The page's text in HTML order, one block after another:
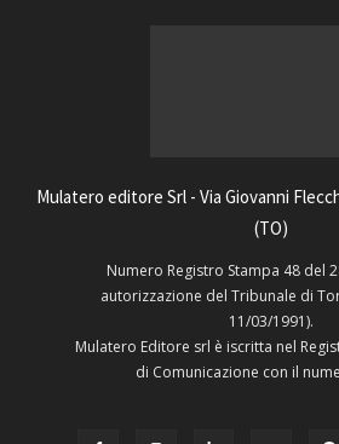
Mulatero editore Srl - Via Giovanni
(TO)
Numero Registro Stampa 48 del
autorizzazione del Tribunale di
11/03/1991).
Mulatero Editore srl è iscritta nel
di Comunicazione con il